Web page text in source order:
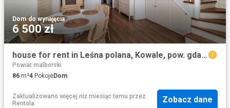
Dom·do wynajęcia
6 500 zł
house for rent in Leśna polana, Kowale, pow. gdański
Powiat malborski
86 m²4 PokojeDom
Zaktualizowano więcej niż miesiąc temu przez
Rentola
Zobacz dane